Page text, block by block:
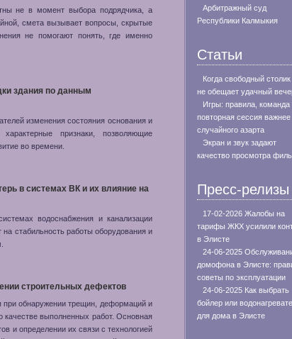
не в момент выбора подрядчика, а
смета вызывает вопросы, скрытые
не помогают понять, где именно
здания по данным
изменения состояния основания и
признаки, позволяющие
во времени.
в системах ВК и их влияние на
водоснабжения и канализации
стабильность работы оборудования и
строительных дефектов
при обнаружении трещин, деформаций и
качестве выполненных работ. Основная
и определении их связи с технологией
Арбитражный суд
Республики Калмыкия
Статьи
Когда свободный
не обещает удачный
Игры: правила, команда
повторная сессия важнее
случайного азарта
Экран и звук задают
качество просмотра
Пресс-релизы
17-02-2026 Жалобы на
тарифы ЖКХ усилили
в Элисте
24-06-2025
домофона в Элисте:
советы по эксплуатации
24-06-2025 Как выбрать
бойлер или
для дома в Элисте